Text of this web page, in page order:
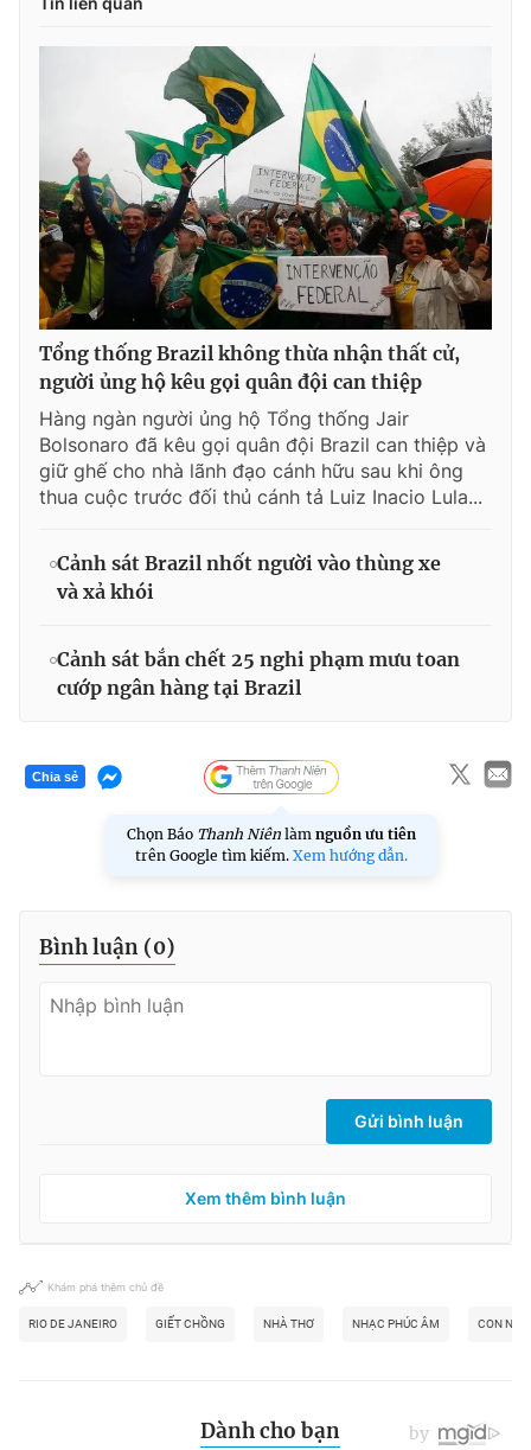
Tổng thống Brazil không thừa nhận thất cử,
người ủng hộ kêu gọi quân đội can thiệp
Hàng ngàn người ủng hộ Tổng thống Jair
Bolsonaro đã kêu gọi quân đội Brazil can thiệp và
giữ ghế cho nhà lãnh đạo cánh hữu sau khi ông
thua cuộc trước đối thủ cánh tả Luiz Inacio Lula...
Cảnh sát Brazil nhốt người vào thùng xe
và xả khói
Cảnh sát bắn chết 25 nghi phạm mưu toan
cướp ngân hàng tại Brazil
Chia sẻ
Chọn Báo Thanh Niên làm nguồn ưu tiên
trên Google tìm kiếm. Xem hướng dẫn.
Bình luận (0)
Gửi bình luận
Xem thêm bình luận
Khám phá thêm chủ đề
RIO DE JANEIRO GIẾT CHỒNG NHÀ THƠ NHẠC PHÚC ÂM CON NUÔI